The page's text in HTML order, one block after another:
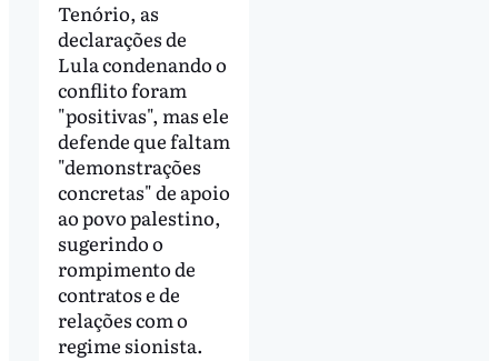
Tenório, as
declarações de
Lula condenando o
conflito foram
"positivas", mas ele
defende que faltam
"demonstrações
concretas" de apoio
ao povo palestino,
sugerindo o
rompimento de
contratos e de
relações com o
regime sionista.